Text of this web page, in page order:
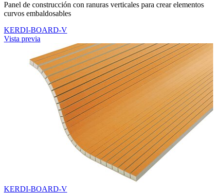
Panel de construcción con ranuras verticales para crear elementos
curvos embaldosables
KERDI-BOARD-V
Vista previa
KERDI-BOARD-V